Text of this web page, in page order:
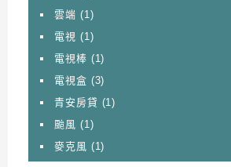
雲端 (1)
電視 (1)
電視棒 (1)
電視盒 (3)
青安房貸 (1)
颱風 (1)
麥克風 (1)